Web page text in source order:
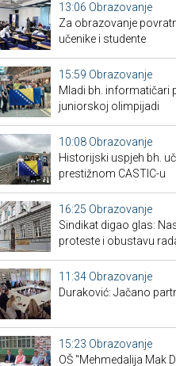
13:06 Obrazovanje
Za obrazovanje
učenike i studente
15:59 Obrazovanje
Mladi bh. informatičari
juniorskoj olimpijadi
10:08 Obrazovanje
Historijski uspjeh bh.
prestižnom CASTIC-u
16:25 Obrazovanje
Sindikat digao glas:
proteste i obustavu
11:34 Obrazovanje
Duraković: Jačano
15:23 Obrazovanje
OŠ "Mehmedalija Mak